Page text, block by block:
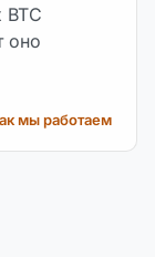
оно
мы работаем